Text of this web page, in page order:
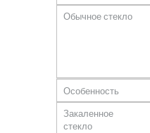
Обычное стекло
Особенность
Закаленное
стекло